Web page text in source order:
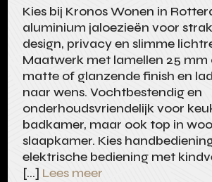
Kies bij Kronos Wonen in
aluminium jaloezieën voor
design, privacy en slimme
Maatwerk met lamellen 25 mm
matte of glanzende finish en
naar wens. Vochtbestendig en
onderhoudsvriendelijk voor
badkamer, maar ook top in
slaapkamer. Kies
elektrische bediening met
[…] Lees meer